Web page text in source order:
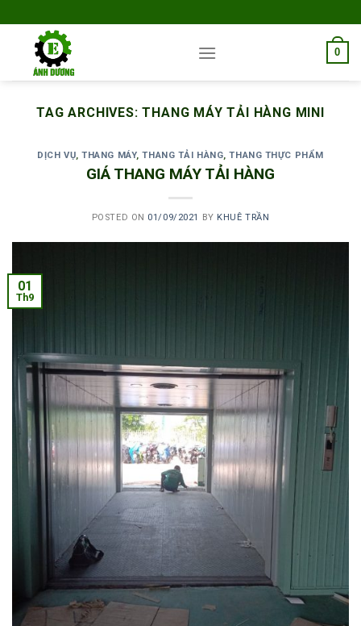
to
content
0
TAG ARCHIVES:THANG MÁY TẢI HÀNG MINI
DỊCH VỤ,THANG MÁY,THANG TẢI HÀNG,THANG THỰC PHẨM
GIÁ THANG MÁY TẢI HÀNG
POSTED ON 01/09/2021 BY KHUÊ TRẦN
01
Th9